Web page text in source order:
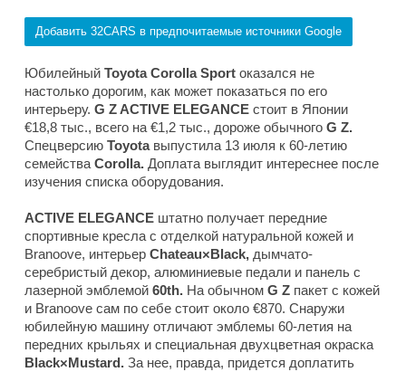
Добавить 32CARS в предпочитаемые источники Google
Юбилейный Toyota Corolla Sport оказался не
настолько дорогим, как может показаться по его
интерьеру. G Z ACTIVE ELEGANCE стоит в Японии
€18,8 тыс., всего на €1,2 тыс., дороже обычного G Z.
Спецверсию Toyotaвыпустила 13 июля к 60-летию
семействаCorolla. Доплата выглядит интереснее после
изучения списка оборудования.
ACTIVE ELEGANCE штатно получает передние
спортивные кресла с отделкой натуральной кожей и
Branoove, интерьер Chateau×Black, дымчато-
серебристый декор, алюминиевые педали и панель с
лазерной эмблемой 60th. На обычном G Z пакет с кожей
и Branoove сам по себе стоит около €870. Снаружи
юбилейную машину отличают эмблемы 60-летия на
передних крыльях и специальная двухцветная окраска
Black×Mustard. За нее, правда, придется доплатить